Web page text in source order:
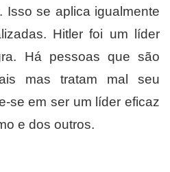
Isso se aplica igualmente
Hitler foi um líder
Há pessoas que são
mas tratam mal seu
se em ser um líder eficaz
e dos outros.